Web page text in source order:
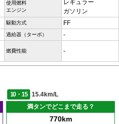
使用燃料
エンジン
レギュラー
ガソリン
駆動方式 FF
過給器（ターボ） -
燃費性能 -
10・15
15.4km/L
満タンでどこまで走る？
770km